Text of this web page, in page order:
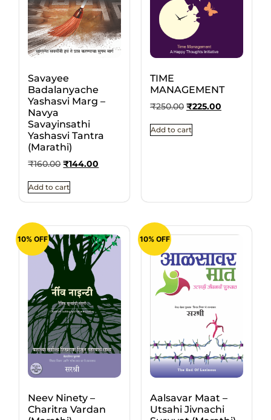
Savayee
Badalanyache
Yashasvi Marg –
Navya
Savayinsathi
Yashasvi Tantra
(Marathi)
₹160.00 ₹144.00
Add to cart
TIME
MANAGEMENT
₹250.00 ₹225.00
Add to cart
10% OFF
Neev Ninety –
Charitra Vardan
10% OFF
Aalsavar Maat –
Utsahi Jivnachi